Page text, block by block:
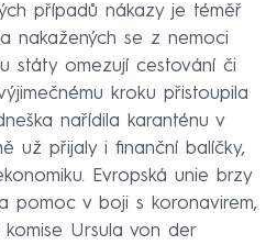
případů nákazy je téměř
nakažených se z nemoci
státy omezují cestování či
kroku přistoupila
nařídila karanténu v
už přijaly i finanční balíčky,
Evropská unie brzy
pomoc v boji s koronavirem,
komise Ursula von der